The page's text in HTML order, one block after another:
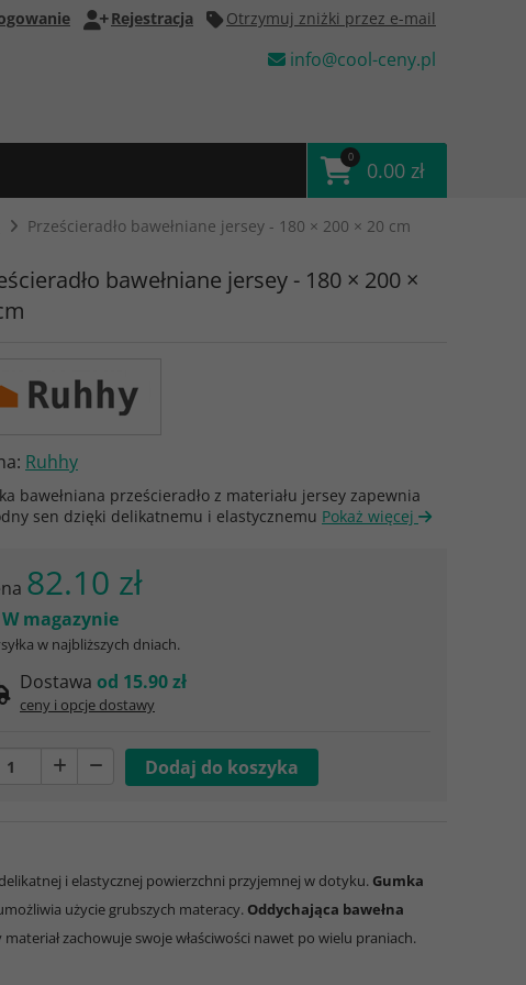
Rejestracja Otrzymuj zniżki przez e-mail
info@cool-ceny.pl
0
0.00 zł
Prześcieradło bawełniane jersey - 180 × 200 × 20 cm
bawełniane jersey - 180 × 200 ×
Ruhhy
bawełniana prześcieradło z materiału jersey zapewnia
sen dzięki delikatnemu i elastycznemu Pokaż więcej
82.10 zł
W magazynie
w najbliższych dniach.
Dostawa od 15.90 zł
ceny i opcje dostawy
i elastycznej powierzchni przyjemnej w dotyku. Gumka
użycie grubszych materacy. Oddychająca bawełna
zachowuje swoje właściwości nawet po wielu praniach.